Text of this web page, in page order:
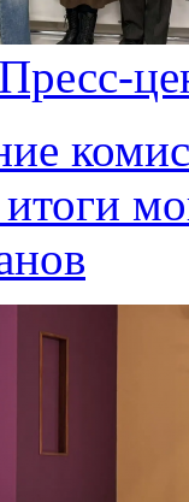
Пресс-